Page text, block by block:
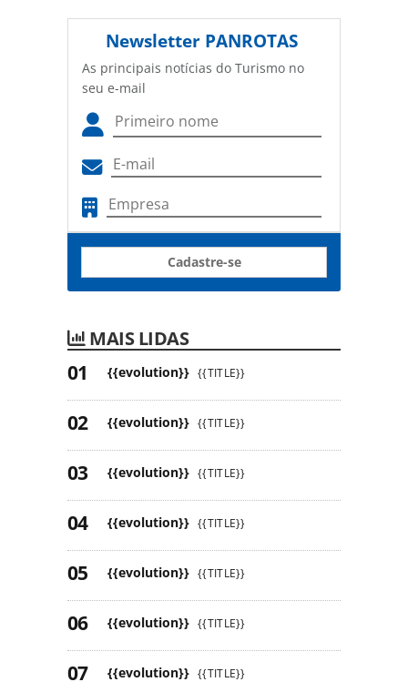
Newsletter PANROTAS
As principais notícias do Turismo no
seu e-mail
Cadastre-se
MAIS LIDAS
{{evolution}} {{TITLE}}
{{evolution}} {{TITLE}}
{{evolution}} {{TITLE}}
{{evolution}} {{TITLE}}
{{evolution}} {{TITLE}}
{{evolution}} {{TITLE}}
{{evolution}} {{TITLE}}